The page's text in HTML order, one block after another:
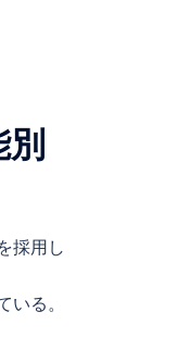
採用し
る。